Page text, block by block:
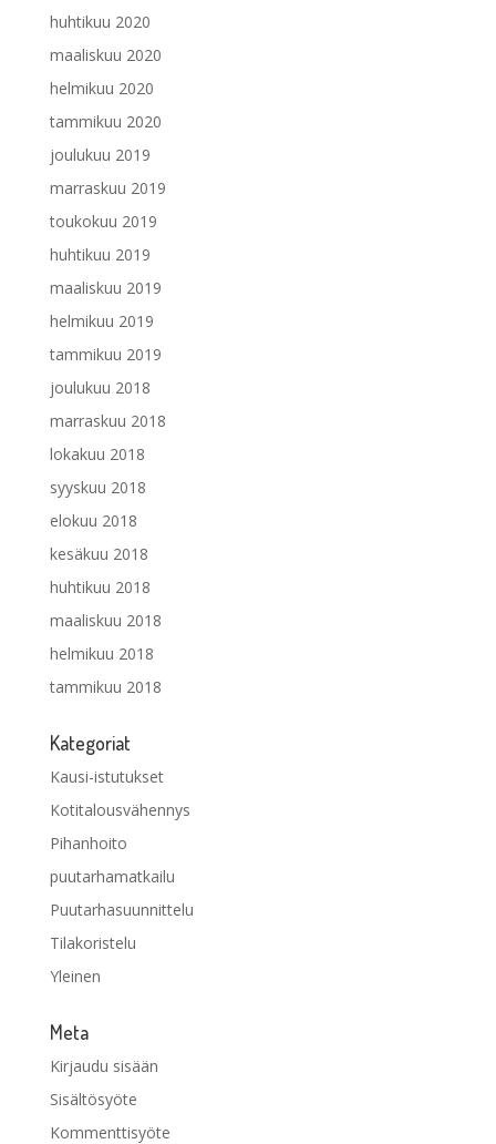
huhtikuu 2020
maaliskuu 2020
helmikuu 2020
tammikuu 2020
joulukuu 2019
marraskuu 2019
toukokuu 2019
huhtikuu 2019
maaliskuu 2019
helmikuu 2019
tammikuu 2019
joulukuu 2018
marraskuu 2018
lokakuu 2018
syyskuu 2018
elokuu 2018
kesäkuu 2018
huhtikuu 2018
maaliskuu 2018
helmikuu 2018
tammikuu 2018
Kategoriat
Kausi-istutukset
Kotitalousvähennys
Pihanhoito
puutarhamatkailu
Puutarhasuunnittelu
Tilakoristelu
Yleinen
Meta
Kirjaudu sisään
Sisältösyöte
Kommenttisyöte